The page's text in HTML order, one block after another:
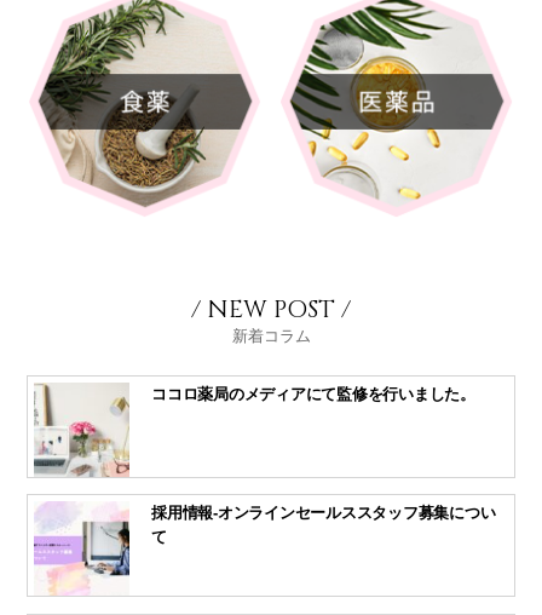
/ NEW POST /
新着コラム
ココロ薬局のメディアにて監修を行いました。
採用情報-オンラインセールススタッフ募集につい
て